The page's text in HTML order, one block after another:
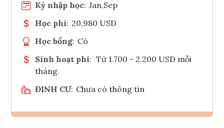
Kỳ nhập học: Jan,Sep
Học phí: 20,980 USD
Học bổng: Có
Sinh hoạt phí: Từ 1.700 - 2.200 USD mỗi
tháng.
ĐỊNH CƯ: Chưa có thông tin